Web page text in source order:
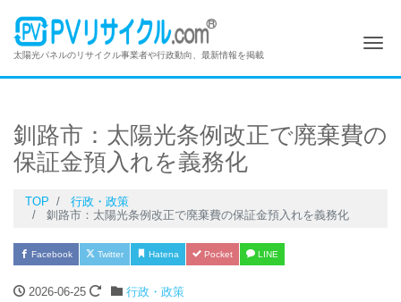
太陽光パネルのリサイクル事業者や行政動向、最新情報を掲載
釧路市：太陽光条例改正で廃棄費の
保証金預入れを義務化
TOP
行政・政策
釧路市：太陽光条例改正で廃棄費の保証金預入れを義務化
Facebook Twitter Hatena Pocket LINE
2026-06-25 行政・政策